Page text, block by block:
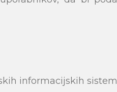
informacijskih